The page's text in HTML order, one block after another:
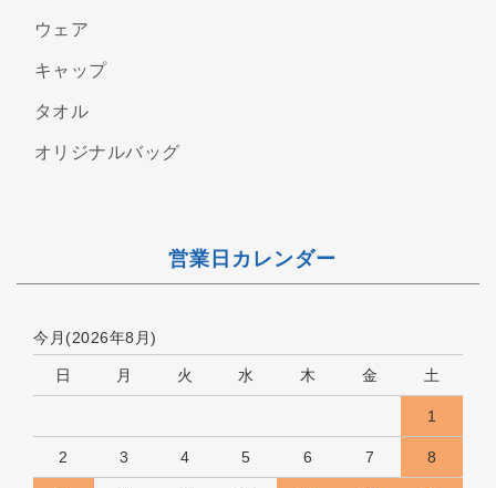
ウェア
キャップ
タオル
オリジナルバッグ
営業日カレンダー
今月(2026年8月)
日 月 火 水 木 金 土
1
2 3 4 5 6 7 8